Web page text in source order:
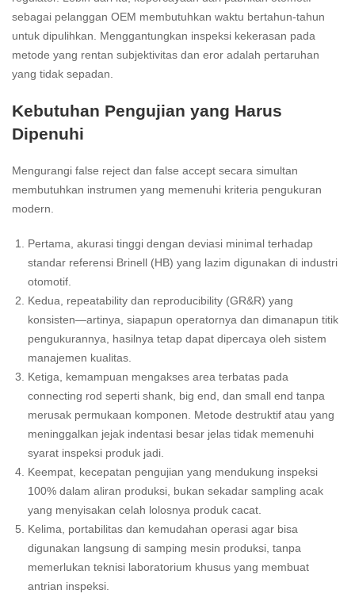
sebagai pelanggan OEM membutuhkan waktu bertahun-tahun
untuk dipulihkan. Menggantungkan inspeksi kekerasan pada
metode yang rentan subjektivitas dan eror adalah pertaruhan
yang tidak sepadan.
Kebutuhan Pengujian yang Harus
Dipenuhi
Mengurangi false reject dan false accept secara simultan
membutuhkan instrumen yang memenuhi kriteria pengukuran
modern.
Pertama, akurasi tinggi dengan deviasi minimal terhadap
standar referensi Brinell (HB) yang lazim digunakan di industri
otomotif.
Kedua, repeatability dan reproducibility (GR&R) yang
konsisten—artinya, siapapun operatornya dan dimanapun titik
pengukurannya, hasilnya tetap dapat dipercaya oleh sistem
manajemen kualitas.
Ketiga, kemampuan mengakses area terbatas pada
connecting rod seperti shank, big end, dan small end tanpa
merusak permukaan komponen. Metode destruktif atau yang
meninggalkan jejak indentasi besar jelas tidak memenuhi
syarat inspeksi produk jadi.
Keempat, kecepatan pengujian yang mendukung inspeksi
100% dalam aliran produksi, bukan sekadar sampling acak
yang menyisakan celah lolosnya produk cacat.
Kelima, portabilitas dan kemudahan operasi agar bisa
digunakan langsung di samping mesin produksi, tanpa
memerlukan teknisi laboratorium khusus yang membuat
antrian inspeksi.